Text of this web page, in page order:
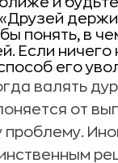
понять, в
Если ничего
его
валять
от
проблему.